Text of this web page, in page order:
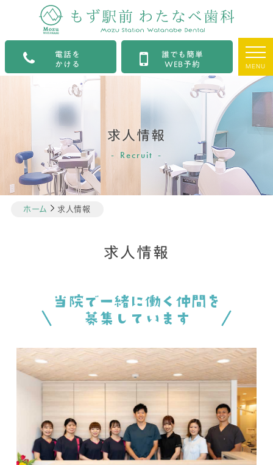
求人情報
Recruit
電話を
かける
誰でも簡単
WEB予約
MENU
ホーム 求人情報
求人情報
当院で一緒に働く仲間を
募集しています